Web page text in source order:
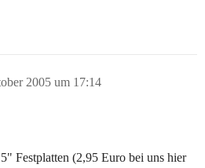
2005 um 17:14
Festplatten (2,95 Euro bei uns hier